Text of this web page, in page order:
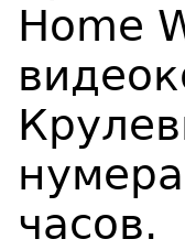
Home
часов.